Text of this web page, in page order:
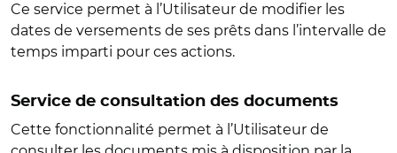
Ce service permet à l’Utilisateur de modifier les
dates de versements de ses prêts dans l’intervalle de
temps imparti pour ces actions.
Service de consultation des documents
Cette fonctionnalité permet à l’Utilisateur de